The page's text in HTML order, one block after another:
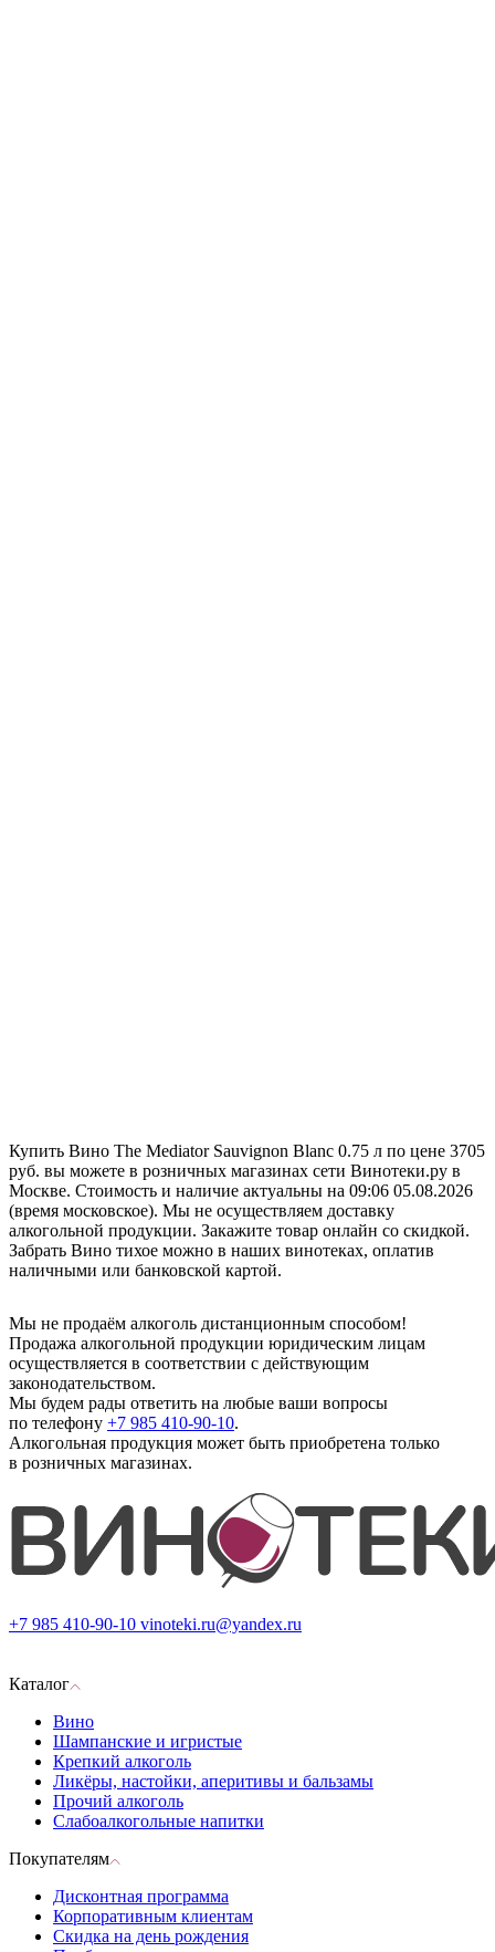
Купить Вино The Mediator Sauvignon Blanc 0.75 л по цене 3705
руб. вы можете в розничных магазинах сети Винотеки.ру в
Москве. Стоимость и наличие актуальны на 09:06 05.08.2026
(время московское). Мы не осуществляем доставку
алкогольной продукции. Закажите товар онлайн со скидкой.
Забрать Вино тихое можно в наших винотеках, оплатив
наличными или банковской картой.
Мы не продаём алкоголь дистанционным способом!
Продажа алкогольной продукции юридическим лицам
осуществляется в соответствии с действующим
законодательством.
Мы будем рады ответить на любые ваши вопросы
по телефону +7 985 410-90-10.
Алкогольная продукция может быть приобретена только
в розничных магазинах.
+7 985 410-90-10 vinoteki.ru@yandex.ru
Каталог
Вино
Шампанские и игристые
Крепкий алкоголь
Ликёры, настойки, аперитивы и бальзамы
Прочий алкоголь
Слабоалкогольные напитки
Покупателям
Дисконтная программа
Корпоративным клиентам
Скидка на день рождения